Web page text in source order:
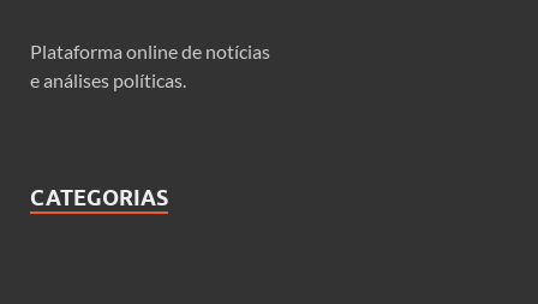
Plataforma online de notícias
e análises políticas.
CATEGORIAS